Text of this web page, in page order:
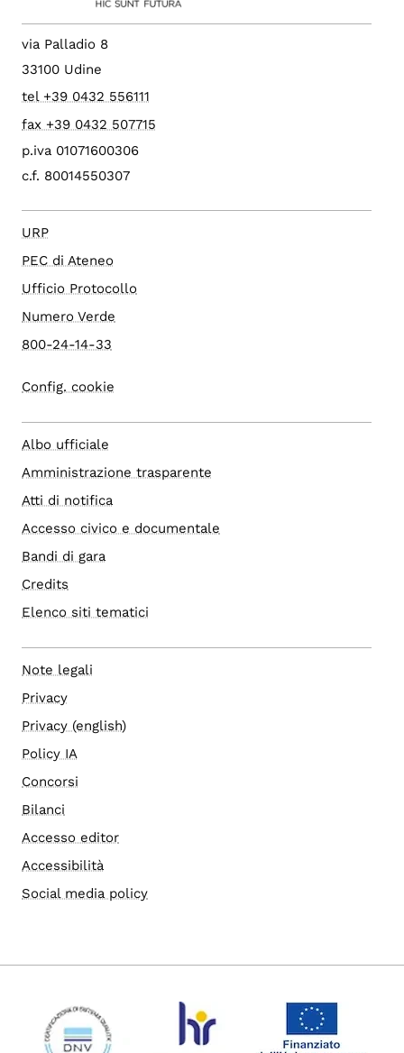
via Palladio 8
33100 Udine
tel +39 0432 556111
fax +39 0432 507715
p.iva 01071600306
c.f. 80014550307
URP
PEC di Ateneo
Ufficio Protocollo
Numero Verde
800-24-14-33
Config. cookie
Albo ufficiale
Amministrazione trasparente
Atti di notifica
Accesso civico e documentale
Bandi di gara
Credits
Elenco siti tematici
Note legali
Privacy
Privacy (english)
Policy IA
Concorsi
Bilanci
Accesso editor
Accessibilità
Social media policy